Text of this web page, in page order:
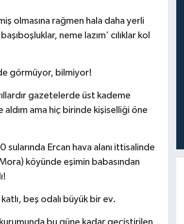
olmasına rağmen hala daha yerli
neme lazım’ cılıklar kol
görmüyor, bilmiyor!
gazetelerde üst kademe
ama hiç birinde kişiselliği öne
Ercan hava alanı ittisalinde
köyünde eşimin babasından
beş odalı büyük bir ev.
bu güne kadar geçiştirilen,